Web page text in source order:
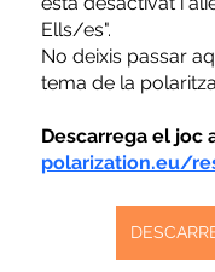
Ells/es".
No deixis passar
tema de la
Descarrega el joc
polarization.eu/